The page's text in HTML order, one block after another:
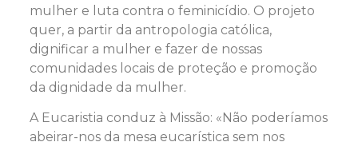
mulher e luta contra o feminicídio. O projeto
quer, a partir da antropologia católica,
dignificar a mulher e fazer de nossas
comunidades locais de proteção e promoção
da dignidade da mulher.
A Eucaristia conduz à Missão: «Não poderíamos
abeirar-nos da mesa eucarística sem nos